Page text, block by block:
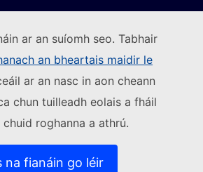
ar an suíomh seo. Tabhair
an bheartais maidir le
ar an nasc in aon cheann
chun tuilleadh eolais a fháil
roghanna a athrú.
na fianáin go léir
link)
thuairisciú(External link)
gréasáin(External link)